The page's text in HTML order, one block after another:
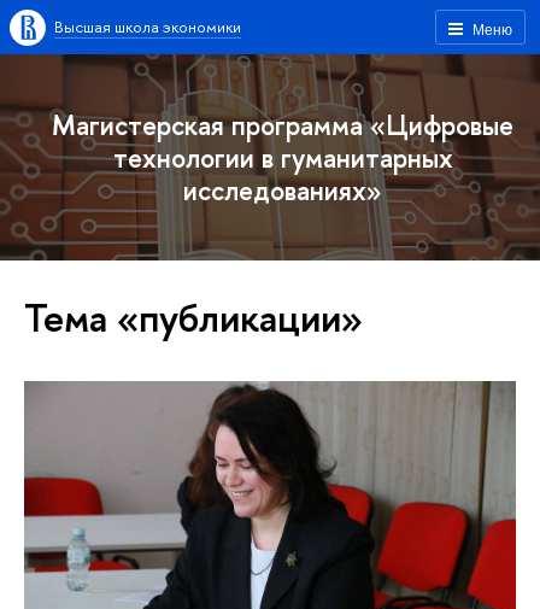
Меню
Высшая школа экономики
Магистерская программа «Цифровые
технологии в гуманитарных
исследованиях»
Тема «публикации»